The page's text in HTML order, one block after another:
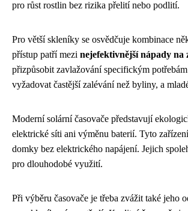
pro růst rostlin bez rizika přelití nebo podlití.
Pro větší skleníky se osvědčuje kombinace
přístup patří mezi nejefektivnější nápady na
přizpůsobit zavlažování specifickým
vyžadovat častější zalévání než byliny, a
Moderní solární časovače představují
elektrické síti ani výměnu baterií. Tyto
domky bez elektrického napájení. Jejich
pro dlouhodobé využití.
Při výběru časovače je třeba zvážit také